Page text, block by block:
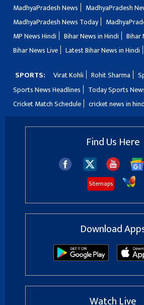
MadhyaPradesh News
MadhyaPradesh
MadhyaPradesh News Today
MP News Hindi
Bihar News in Hindi
Bihar
Bihar News Live
Latest Bihar News in Hindi
SPORTS: Virat Kohli Rohit Sharma
Sports News Headlines
Today Sports
Cricket Match Schedule
cricket news in
Find Us Here
Sitemaps
Download
Watch Live